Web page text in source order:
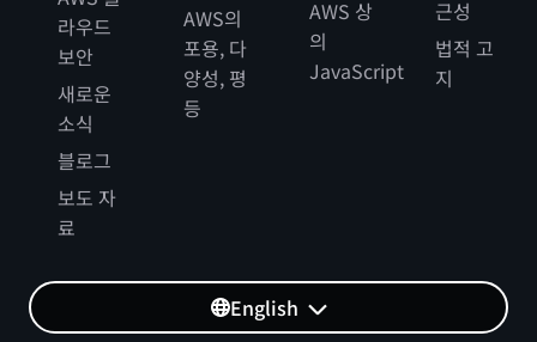
라우드
보안
새로운
소식
블로그
보도 자
료
AWS의
포용, 다
양성, 평
등
AWS 상
의
JavaScript
근성
법적 고
지
English